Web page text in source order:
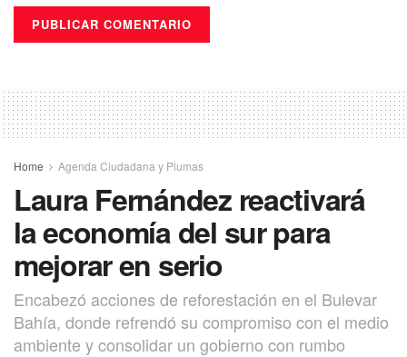
Home Agenda Ciudadana y Plumas
Laura Fernández reactivará
la economía del sur para
mejorar en serio
Encabezó acciones de reforestación en el Bulevar
Bahía, donde refrendó su compromiso con el medio
ambiente y consolidar un gobierno con rumbo